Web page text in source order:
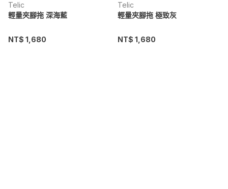
Telic
輕量夾腳拖 深海藍
NT$ 1,680
Telic
輕量夾腳拖 極致灰
NT$ 1,680